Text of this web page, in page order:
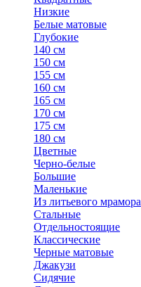
Низкие
Белые матовые
Глубокие
140 см
150 см
155 см
160 см
165 см
170 см
175 см
180 см
Цветные
Черно-белые
Большие
Маленькие
Из литьевого мрамора
Стальные
Отдельностоящие
Классические
Черные матовые
Джакузи
Сидячие